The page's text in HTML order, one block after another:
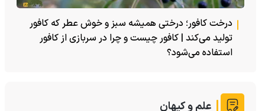
درخت کافور؛ درختی همیشه سبز و خوش عطر که کافور
تولید می‌کند | کافور چیست و چرا در سربازی از کافور
استفاده می‌شود؟
علم و کیهان